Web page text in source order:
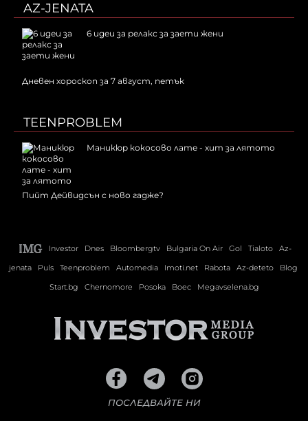
AZ-JENATA
6 идеи за релакс за заети жени
Дневен хороскоп за 7 август, петък
TEENPROBLEM
Маникюр кокосово лате - хит за лятото
Пийт Дейвидсън с ново гадже?
Investor Dnes Bloombergtv Bulgaria On Air Gol Tialoto
Az-
jenata
Puls Teenproblem Automedia Imoti.net Rabota Az-deteto
Blog
Start.bg
Chernomore Posoka Boec Megavselena.bg
ПОСЛЕДВАЙТЕ НИ